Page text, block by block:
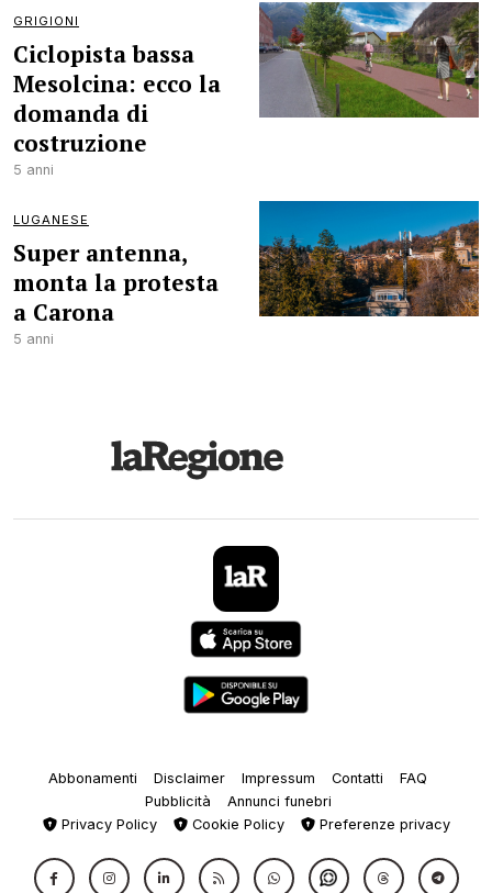
GRIGIONI
Ciclopista bassa
Mesolcina: ecco la
domanda di
costruzione
5 anni
LUGANESE
Super antenna,
monta la protesta
a Carona
5 anni
Abbonamenti Disclaimer Impressum Contatti
FAQ
Pubblicità
Annunci funebri
Privacy Policy
Cookie Policy Preferenze privacy